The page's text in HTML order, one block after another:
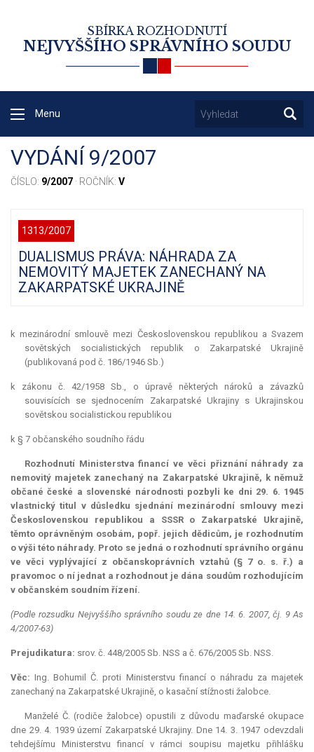
SBÍRKA ROZHODNUTÍ
NEJVYŠŠÍHO SPRÁVNÍHO SOUDU
Menu
VYDÁNÍ 9/2007
ČÍSLO: 9/2007 · ROČNÍK: V
1313/2007
DUALISMUS PRÁVA: NÁHRADA ZA
NEMOVITÝ MAJETEK ZANECHANÝ NA
ZAKARPATSKÉ UKRAJINĚ
k mezinárodní smlouvě mezi Československou republikou a Svazem
sovětských socialistických republik o Zakarpatské Ukrajině
(publikovaná pod č. 186/1946 Sb.)
k zákonu č. 42/1958 Sb., o úpravě některých nároků a závazků
souvisících se sjednocením Zakarpatské Ukrajiny s Ukrajinskou
sovětskou socialistickou republikou
k § 7 občanského soudního řádu
Rozhodnutí Ministerstva financí ve věci přiznání náhrady za
nemovitý majetek zanechaný na Zakarpatské Ukrajině, k němuž
občané české a slovenské národnosti pozbyli ke dni 29. 6. 1945
vlastnický titul v důsledku sjednání mezinárodní smlouvy mezi
Československou republikou a SSSR o Zakarpatské Ukrajině,
těmto oprávněným osobám, popř. jejich dědicům, je rozhodnutím
o výši této náhrady. Proto se jedná o rozhodnutí správního orgánu
ve věci vyplývající z občanskoprávních vztahů (§ 7 o. s. ř.) a
pravomoc o ní jednat a rozhodnout je dána soudům rozhodujícím
v občanském soudním řízení.
(Podle rozsudku Nejvyššího správního soudu ze dne 14. 6. 2007, čj. 9 As
4/2007-63)
Prejudikatura: srov. č. 448/2005 Sb. NSS a č. 676/2005 Sb. NSS.
Věc:Ing. Bohumil Č. proti Ministerstvu financí o náhradu za majetek
zanechaný na Zakarpatské Ukrajině, o kasační stížnosti žalobce.
Manželé Č. (rodiče žalobce) opustili z důvodu maďarské okupace
dne 29. 4. 1939 území Zakarpatské Ukrajiny. Dne 14. 3. 1947 odevzdali
tehdejšímu Ministerstvu financí v rámci soupisu majetku přihlášku